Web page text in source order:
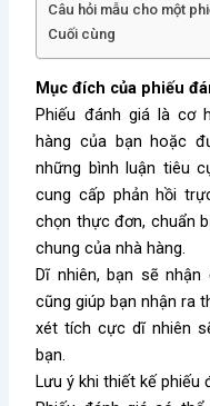
Câu hỏi mẫu cho một
Cuối cùng
Mục đích của phiếu
Phiếu đánh giá là cơ
hàng của bạn hoặc
những bình luận tiêu
cung cấp phản hồi
chọn thực đơn, chuẩn
chung của nhà hàng.
Dĩ nhiên, bạn sẽ
cũng giúp bạn nhận ra
xét tích cực dĩ nhiên
bạn.
Lưu ý khi thiết kế phiếu